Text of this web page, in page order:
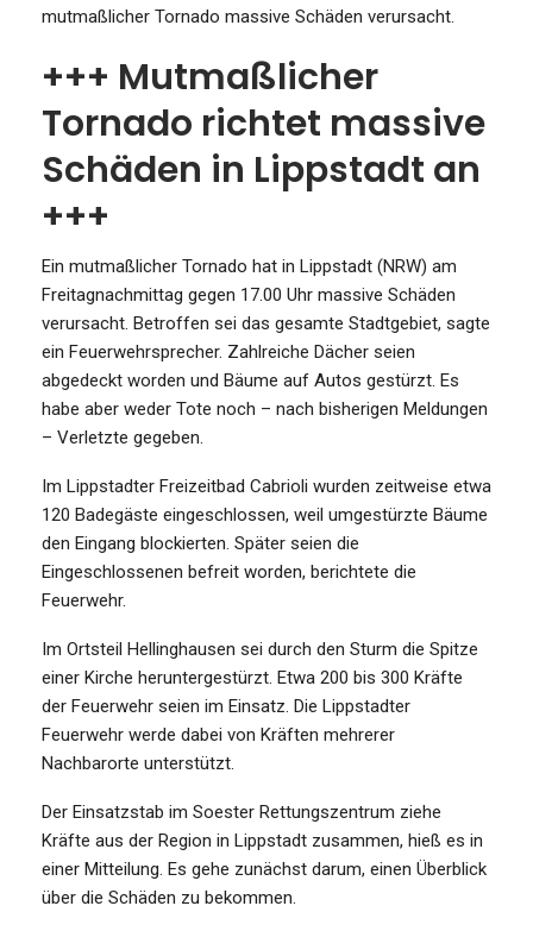
mutmaßlicher Tornado massive Schäden verursacht.
+++ Mutmaßlicher
Tornado richtet massive
Schäden in Lippstadt an
+++
Ein mutmaßlicher Tornado hat in Lippstadt (NRW) am
Freitagnachmittag gegen 17.00 Uhr massive Schäden
verursacht. Betroffen sei das gesamte Stadtgebiet, sagte
ein Feuerwehrsprecher. Zahlreiche Dächer seien
abgedeckt worden und Bäume auf Autos gestürzt. Es
habe aber weder Tote noch – nach bisherigen Meldungen
– Verletzte gegeben.
Im Lippstadter Freizeitbad Cabrioli wurden zeitweise etwa
120 Badegäste eingeschlossen, weil umgestürzte Bäume
den Eingang blockierten. Später seien die
Eingeschlossenen befreit worden, berichtete die
Feuerwehr.
Im Ortsteil Hellinghausen sei durch den Sturm die Spitze
einer Kirche heruntergestürzt. Etwa 200 bis 300 Kräfte
der Feuerwehr seien im Einsatz. Die Lippstadter
Feuerwehr werde dabei von Kräften mehrerer
Nachbarorte unterstützt.
Der Einsatzstab im Soester Rettungszentrum ziehe
Kräfte aus der Region in Lippstadt zusammen, hieß es in
einer Mitteilung. Es gehe zunächst darum, einen Überblick
über die Schäden zu bekommen.